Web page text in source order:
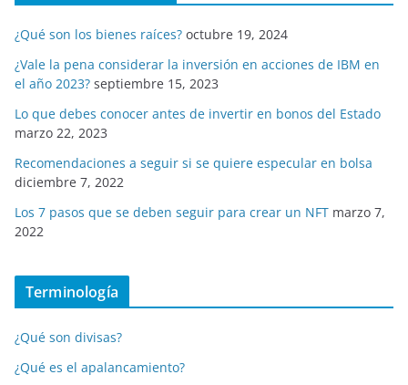
¿Qué son los bienes raíces? octubre 19, 2024
¿Vale la pena considerar la inversión en acciones de IBM en
el año 2023? septiembre 15, 2023
Lo que debes conocer antes de invertir en bonos del Estado
marzo 22, 2023
Recomendaciones a seguir si se quiere especular en bolsa
diciembre 7, 2022
Los 7 pasos que se deben seguir para crear un NFT marzo 7,
2022
Terminología
¿Qué son divisas?
¿Qué es el apalancamiento?